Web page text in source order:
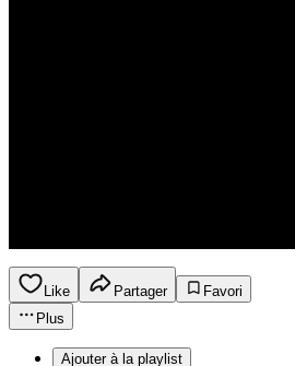
Like Partager
Favori
Plus
Ajouter à la playlist